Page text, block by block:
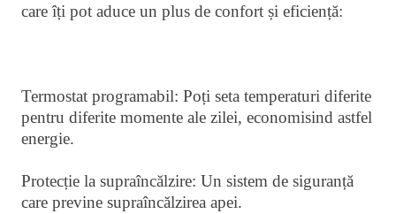
care îți pot aduce un plus de confort și eficiență:
Termostat programabil: Poți seta temperaturi diferite
pentru diferite momente ale zilei, economisind astfel
energie.
Protecție la supraîncălzire: Un sistem de siguranță
care previne supraîncălzirea apei.